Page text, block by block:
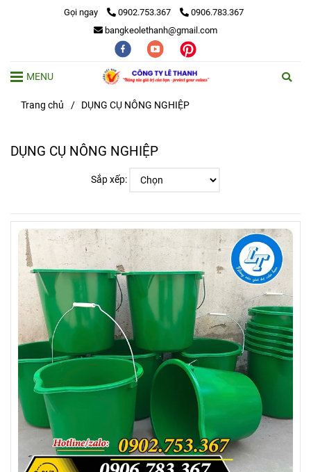
Gọi ngay 0902.753.367
0906.783.367
bangkeolethanh@gmail.com
MENU
Trang chủ / DỤNG CỤ NÔNG NGHIỆP
DỤNG CỤ NÔNG NGHIỆP
Sắp xếp: